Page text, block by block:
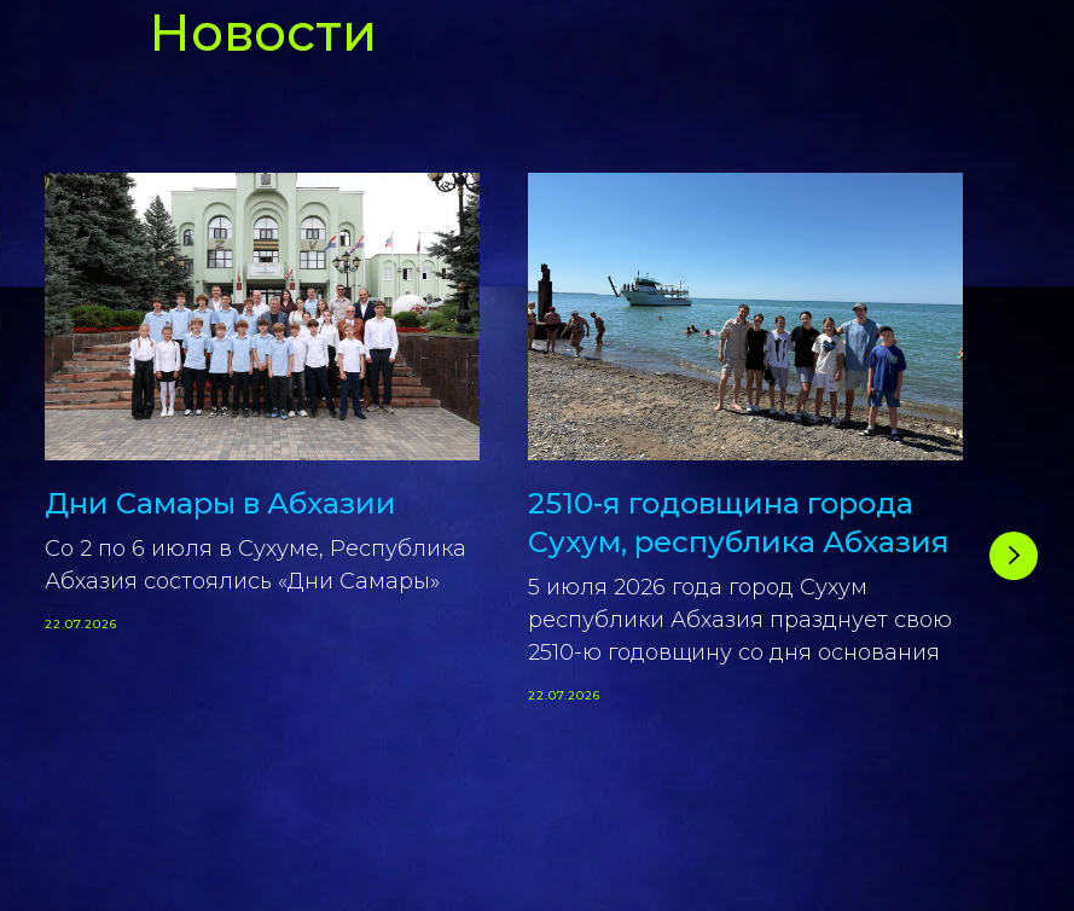
Новости
Дни Самары в Абхазии
Со 2 по 6 июля в Сухуме, Республика
Абхазия состоялись «Дни Самары»
22.07.2026
2510-я годовщина города
Сухум, республика Абхазия
5 июля 2026 года город Сухум
республики Абхазия празднует свою
2510-ю годовщину со дня основания
22.07.2026
лет